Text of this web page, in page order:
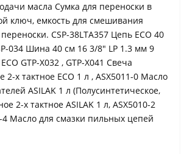
масла Сумка для переноски в
ключ, емкость для смешивания
CSP-38LTA357 Цепь ECO 40
034 Шина 40 см 16 3/8" LP 1.3 мм 9
GTP-X032 , GTP-X041 Свеча
х тактное ECO 1 л , ASX5011-0 Масло
ASILAK 1 л (Полусинтетическое,
2-х тактное ASILAK 1 л, ASX5010-2
4 Масло для смазки пильных цепей